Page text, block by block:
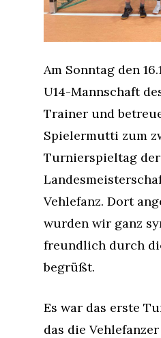
Am Sonntag den
U14-Mannschaft
Trainer und
Spielermutti zum
Turnierspieltag der
Vehlefanz. Dort
wurden wir ganz
freundlich durch
begrüßt.
Es war das erste
das die